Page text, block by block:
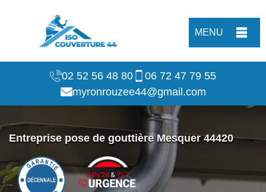
MENU
02 52 56 48 80
06 72 47 79 55
myronrouzee44@gmail.com
Entreprise pose de gouttière Mesquer 44420